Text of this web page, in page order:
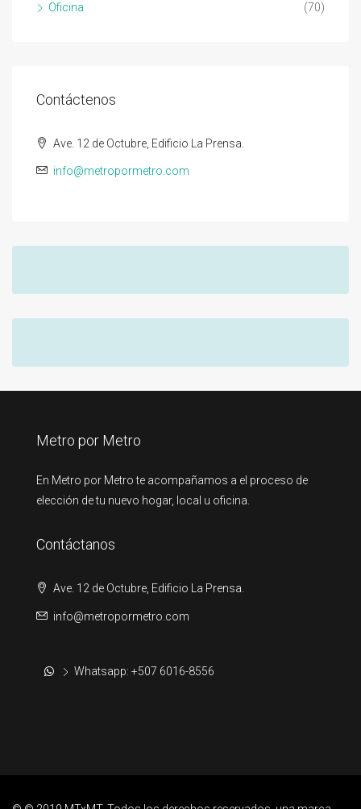
Oficina (70)
Contáctenos
Ave. 12 de Octubre, Edificio La Prensa.
info@metropormetro.com
Metro por Metro
En Metro por Metro te acompañamos a el proceso de
elección de tu nuevo hogar, local u oficina.
Contáctanos
Ave. 12 de Octubre, Edificio La Prensa.
info@metropormetro.com
Whatsapp: +507 6016-8556